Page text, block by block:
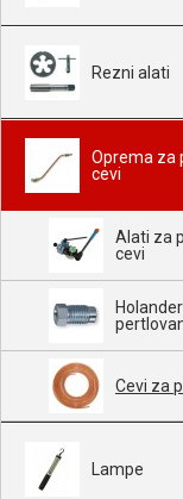
Rezni alati
Oprema za
cevi
Alati za
cevi
Cevi za
Lampe